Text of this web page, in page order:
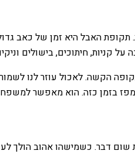
האבל היא זמן של כאב
קניות, חיתוכים, בישולים
הקשה. לאכול עוזר לנו
בזמן כזה. הוא מאפשר
כשמישהו אהוב הולך